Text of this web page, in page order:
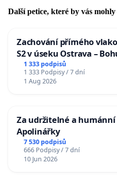
Další petice, které by vás
Zachování přímého
S2 v úseku Ostrava –
u Jablunkova
1 333 podpisů
1 333 Podpisy / 7 dní
1 Aug 2026
Za udržitelné a
Apolinářky
7 530 podpisů
666 Podpisy / 7 dní
10 Jun 2026